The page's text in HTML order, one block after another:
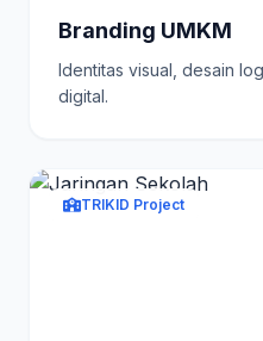
Branding UMKM
Identitas visual, desain
digital.
TRIKID Project